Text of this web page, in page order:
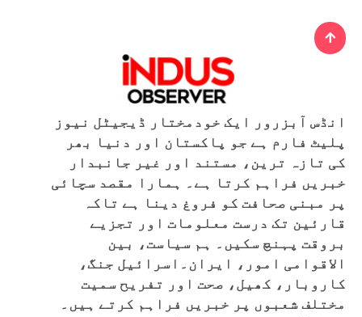
انڈس آبزرور ایک خودمختار ڈیجیٹل نیوز
پلیٹ فارم ہے جو پاکستان اور دنیا بھر
کی تازہ ترین، مستند اور غیر جانبدار
خبریں فراہم کرتا ہے۔ ہمارا مقصد سچائی
پر مبنی صحافت کو فروغ دینا ہے تاکہ
قارئین تک درست معلومات اور تجزیے
بروقت پہنچ سکیں۔ ہم سیاست، بین
الاقوامی امور، ایران۔اسرائیل جنگ،
کاروبار، کھیل، صحت اور تفریح سمیت
مختلف شعبوں پر خبریں فراہم کرتے ہیں۔